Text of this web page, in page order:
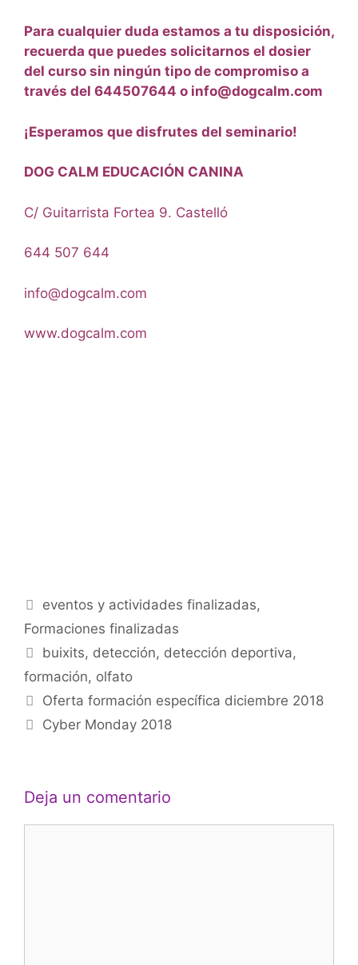
Para cualquier duda estamos a tu disposición,
recuerda que puedes solicitarnos el dosier
del curso sin ningún tipo de compromiso a
través del 644507644 o info@dogcalm.com
¡Esperamos que disfrutes del seminario!
DOG CALM EDUCACIÓN CANINA
C/ Guitarrista Fortea 9. Castelló
644 507 644
info@dogcalm.com
www.dogcalm.com
Categorías
eventos y actividades finalizadas,
Formaciones finalizadas
Etiquetas
buixits, detección, detección deportiva,
formación, olfato
Navegación
de
entradas
Oferta formación específica diciembre 2018
Cyber Monday 2018
Deja un comentario